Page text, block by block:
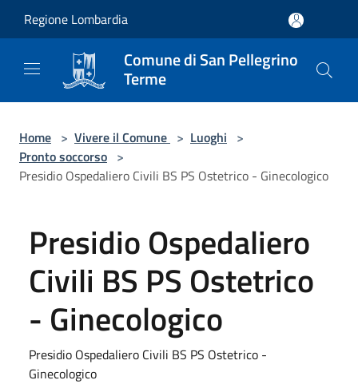
Regione Lombardia
Comune di San Pellegrino
Terme
Home > Vivere il Comune > Luoghi >
Pronto soccorso >
Presidio Ospedaliero Civili BS PS Ostetrico - Ginecologico
Presidio Ospedaliero
Civili BS PS Ostetrico
- Ginecologico
Presidio Ospedaliero Civili BS PS Ostetrico -
Ginecologico